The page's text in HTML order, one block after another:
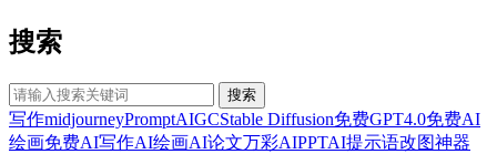
搜索
搜索
写作midjourneyPromptAIGCStable Diffusion免费GPT4.0免费AI
绘画免费AI写作AI绘画AI论文万彩AIPPTAI提示语改图神器